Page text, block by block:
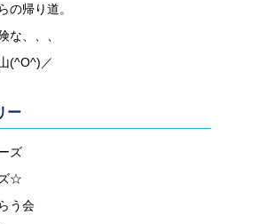
の帰り道。
な、、、
(^O^)／
ー
ズ
☆
う会